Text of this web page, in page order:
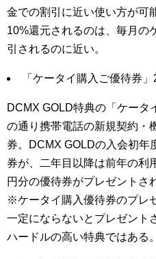
金での割引に近い使い方が可
10%還元されるのは、毎月の
引されるのに近い。
「ケータイ購入ご優待券
DCMX GOLD特典の「ケータ
の通り携帯電話の新規契約・
券。DCMX GOLDの入会初年
券が、二年目以降は前年の利
円分の優待券がプレゼントさ
※ケータイ購入優待券のプレ
一定にならないとプレゼント
ハードルの高い特典ではある。